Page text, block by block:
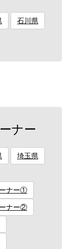
石川県
ナー
埼玉県
ナー①
ナー②